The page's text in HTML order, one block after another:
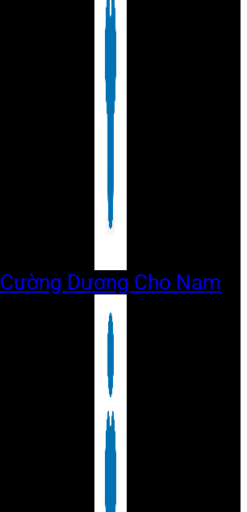
Cường Dương Cho Nam